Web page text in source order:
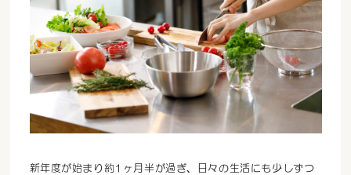
新年度が始まり約1ヶ月半が過ぎ、日々の生活にも少しずつ